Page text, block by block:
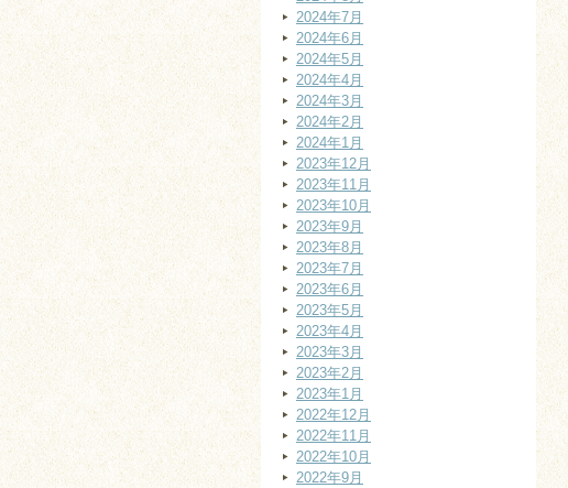
2024年7月
2024年6月
2024年5月
2024年4月
2024年3月
2024年2月
2024年1月
2023年12月
2023年11月
2023年10月
2023年9月
2023年8月
2023年7月
2023年6月
2023年5月
2023年4月
2023年3月
2023年2月
2023年1月
2022年12月
2022年11月
2022年10月
2022年9月